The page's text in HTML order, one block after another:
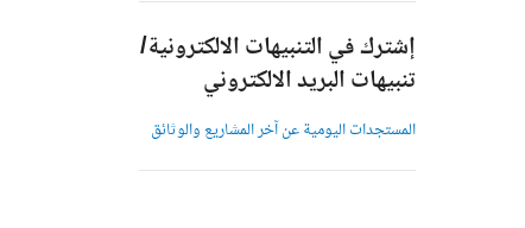
إشترك في التنبيهات الالكترونية/
تنبيهات البريد الالكتروني
المستجدات اليومية عن آخر المشاريع والوثائق